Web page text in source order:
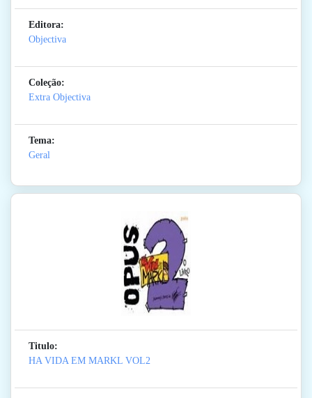
Editora:
Objectiva
Coleção:
Extra Objectiva
Tema:
Geral
Titulo:
HA VIDA EM MARKL VOL2